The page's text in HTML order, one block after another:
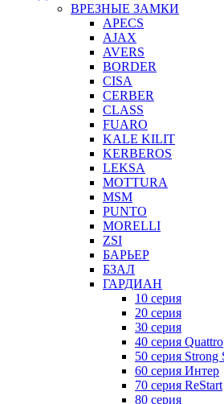
ВРЕЗНЫЕ ЗАМКИ
APECS
AJAX
AVERS
BORDER
CISA
CERBER
CLASS
FUARO
KALE KILIT
KERBEROS
LEKSA
MOTTURA
MSM
PUNTO
MORELLI
ZSI
БАРЬЕР
БЗАЛ
ГАРДИАН
10 серия
20 серия
30 серия
40 серия Quattro
50 серия Strong
60 серия Интер
70 серия ReStart
80 серия